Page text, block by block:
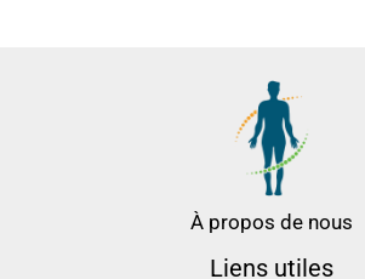
À propos de nous
Liens utiles